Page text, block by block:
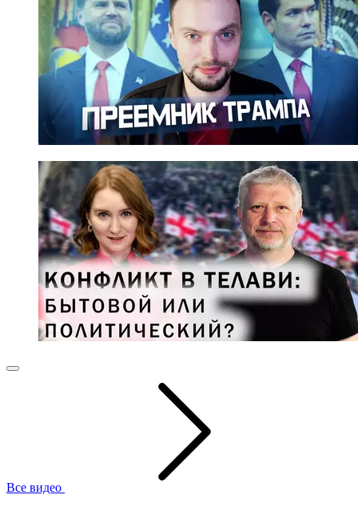
Все видео